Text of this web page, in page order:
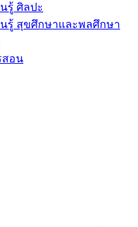
รู้ ศิลปะ
นรู้ สุขศึกษาและพลศึกษา
สอน